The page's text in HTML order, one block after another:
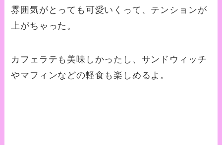
雰囲気がとっても可愛いくって、テンションが
上がちゃった。
カフェラテも美味しかったし、サンドウィッチ
やマフィンなどの軽食も楽しめるよ。